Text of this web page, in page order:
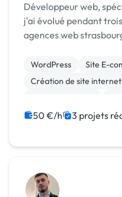
Développeur web,
j'ai évolué pendant
agences web
Mes compétences sur
WordPress Site E-
Création de site internet
Emailing
50 €/h 3 projets